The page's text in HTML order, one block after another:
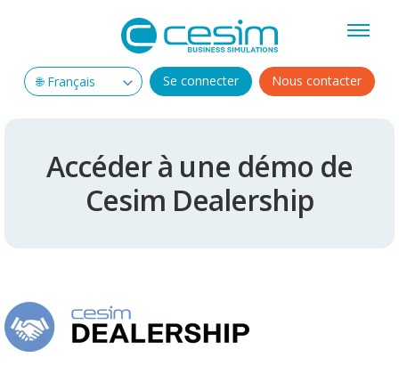
Se connecter Nous contacter
Accéder à une démo de
Cesim Dealership